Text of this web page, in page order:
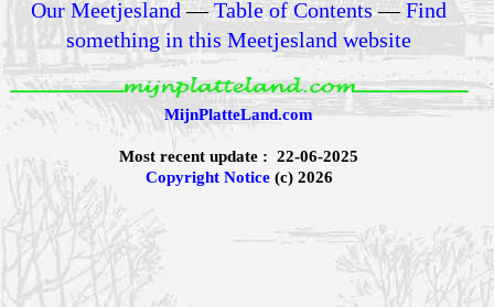
Our Meetjesland—Table of Contents—Find
something in this Meetjesland website
MijnPlatteLand.com
Most recent update : 22-06-2025
Copyright Notice(c) 2026